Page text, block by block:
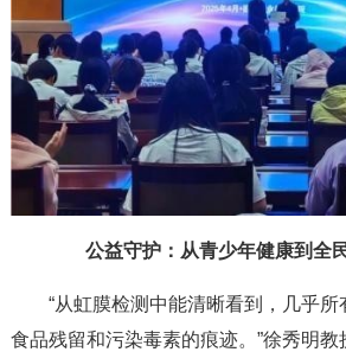
公益守护：从青少年健康到全
“从虹膜检测中能清晰看到，几乎
食品残留和污染毒素的痕迹。”徐秀明